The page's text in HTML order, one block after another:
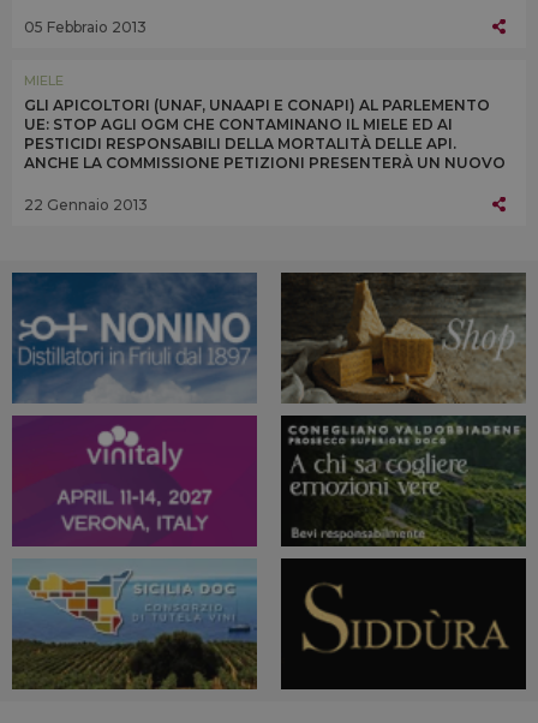
05 Febbraio 2013
MIELE
GLI APICOLTORI (UNAF, UNAAPI E CONAPI) AL PARLEMENTO
UE: STOP AGLI OGM CHE CONTAMINANO IL MIELE ED AI
PESTICIDI RESPONSABILI DELLA MORTALITÀ DELLE API.
ANCHE LA COMMISSIONE PETIZIONI PRESENTERÀ UN NUOVO
22 Gennaio 2013